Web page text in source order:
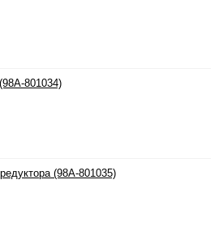
801034)
(98A-801035)